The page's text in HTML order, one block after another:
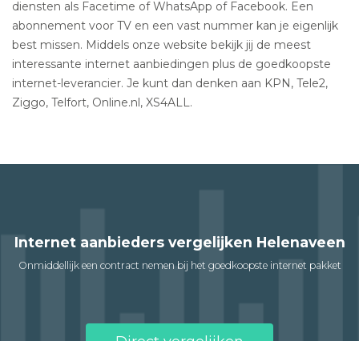
diensten als Facetime of WhatsApp of Facebook. Een
abonnement voor TV en een vast nummer kan je eigenlijk
best missen. Middels onze website bekijk jij de meest
interessante internet aanbiedingen plus de goedkoopste
internet-leverancier. Je kunt dan denken aan KPN, Tele2,
Ziggo, Telfort, Online.nl, XS4ALL.
Internet aanbieders vergelijken Helenaveen
Onmiddellijk een contract nemen bij het goedkoopste internet pakket